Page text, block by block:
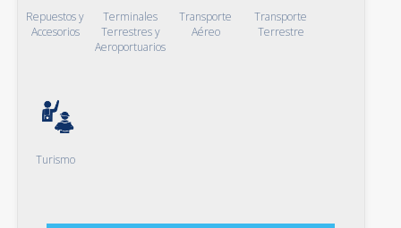
Repuestos y
Accesorios
Terminales
Terrestres y
Aeroportuarios
Transporte
Aéreo
Transporte
Terrestre
Turismo